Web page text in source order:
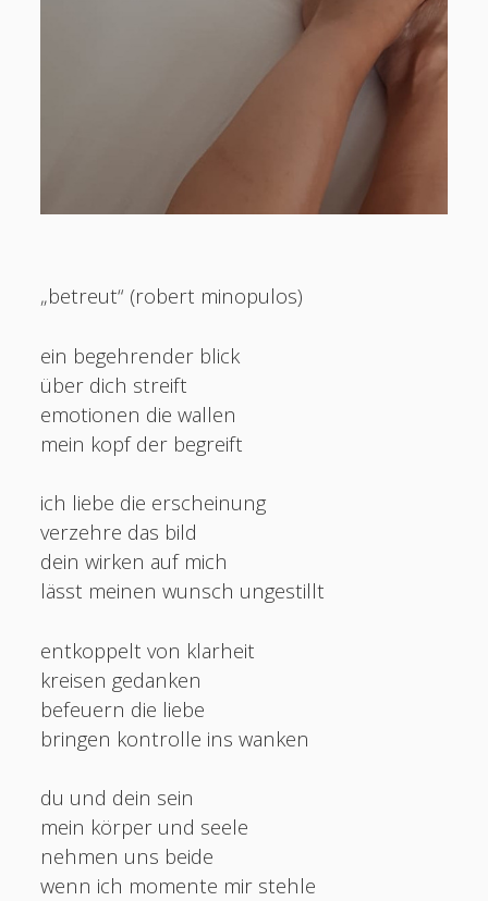
„betreut“ (robert minopulos)
ein begehrender blick
über dich streift
emotionen die wallen
mein kopf der begreift
ich liebe die erscheinung
verzehre das bild
dein wirken auf mich
lässt meinen wunsch ungestillt
entkoppelt von klarheit
kreisen gedanken
befeuern die liebe
bringen kontrolle ins wanken
du und dein sein
mein körper und seele
nehmen uns beide
wenn ich momente mir stehle